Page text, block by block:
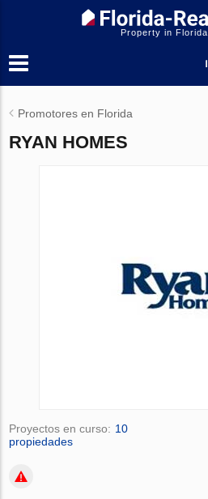
Property in Florida
Promotores en Florida
RYAN HOMES
Proyectos en curso: 10
propiedades